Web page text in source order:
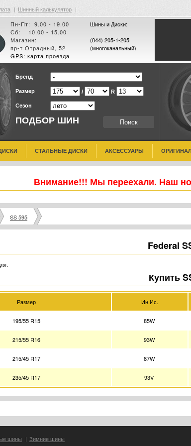
| Шинный калькулятор |
Пн-Пт: 9.00 - 19.00
Сб: 10.00 - 15.00
Магазин:
пр-т Отрадный, 52
GPS: карта проезда
Шины и Диски:
(044) 205-1-205
(многоканальный)
ПОДБОР ШИН
Бренд
Размер / R
Сезон
СТАЛЬНЫЕ ДИСКИ АКСЕССУАРЫ
Внимание!!! Мы переехали. Наш
SS 595
Federal
Купить
Размер Ин.Ис.
195/55 R15 85W
215/55 R16 93W
215/45 R17 87W
235/45 R17 93V
шины | Зимние шины